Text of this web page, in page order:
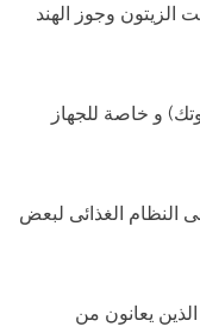
وجوز الهند
و خاصة للجهاز
النظام الغذائى لبعض
يعانون من